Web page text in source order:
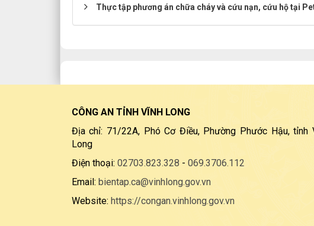
Thực tập phương án chữa cháy và cứu nạn, cứu hộ tại
CÔNG AN TỈNH VĨNH LONG
Địa chỉ: 71/22A, Phó Cơ Điều, Phường Phước Hậu, tỉnh
Long
Điện thoại: 02703.823.328 - 069.3706.112
Email: bientap.ca@vinhlong.gov.vn
Website: https://congan.vinhlong.gov.vn